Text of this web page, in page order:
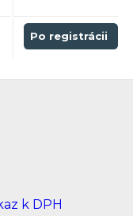
Po registrácii